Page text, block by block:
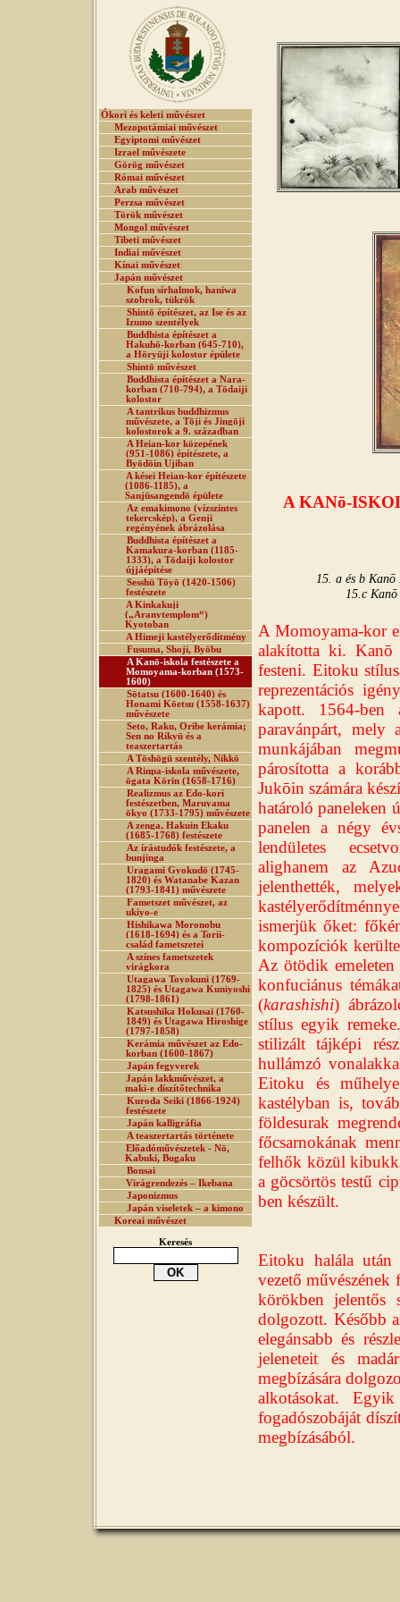
Ókori és keleti művészet
Mezopotámiai művészet
Egyiptomi művészet
Izrael művészete
Görög művészet
Római művészet
Arab művészet
Perzsa művészet
Török művészet
Mongol művészet
Tibeti művészet
Indiai művészet
Kínai művészet
Japán művészet
Kofun sírhalmok, haniwa
szobrok, tükrök
Shintō építészet, az Ise és az
Izumo szentélyek
Buddhista építészet a
Hakuhō-korban (645-710),
a Hōryūji kolostor épülete
Shintō művészet
Buddhista építészet a Nara-
korban (710-794), a Tōdaiji
kolostor
A tantrikus buddhizmus
művészete, a Tōji és Jingōji
kolostorok a 9. században
A Heian-kor közepének
(951-1086) építészete, a
Byōdōin Ujiban
A kései Heian-kor építészete
(1086-1185), a
Sanjūsangendō épülete
Az emakimono (vízszintes
tekercskép), a Genji
regényének ábrázolása
Buddhista építészet a
Kamakura-korban (1185-
1333), a Tōdaiji kolostor
újjáépítése
Sesshū Tōyō (1420-1506)
festészete
A Kinkakuji
(„Aranytemplom“)
Kyotoban
A Himeji kastélyerődítmény
Fusuma, Shoji, Byōbu
A Kanō-iskola festészete a
Momoyama-korban (1573-
1600)
Sōtatsu (1600-1640) és
Honami Kōetsu (1558-1637)
művészete
Seto, Raku, Oribe kerámia;
Sen no Rikyū és a
teaszertartás
A Tōshōgū szentély, Nikkō
A Rinpa-iskola művészete,
ōgata Kōrin (1658-1716)
Realizmus az Edo-kori
festészetben, Maruyama
ōkyo (1733-1795) művészete
A zenga, Hakuin Ekaku
(1685-1768) festészete
Az írástudók festészete, a
bunjinga
Uragami Gyokudō (1745-
1820) és Watanabe Kazan
(1793-1841) művészete
Fametszet művészet, az
ukiyo-e
Hishikawa Moronobu
(1618-1694) és a Torii-
család fametszetei
A színes fametszetek
virágkora
Utagawa Toyokuni (1769-
1825) és Utagawa Kuniyoshi
(1798-1861)
Katsushika Hokusai (1760-
1849) és Utagawa Hiroshige
(1797-1858)
Kerámia művészet az Edo-
korban (1600-1867)
Japán fegyverek
Japán lakkművészet, a
maki-e díszítőtechnika
Kuroda Seiki (1866-1924)
festészete
Japán kalligráfia
A teaszertartás története
Előadóművészetek - Nō,
Kabuki, Bugaku
Bonsai
Virágrendezés – Ikebana
Japonizmus
Japán viseletek – a kimono
Koreai művészet
Keresés
A KANō-
15. a és b
15.c
A Momoyama-kor
alakította ki. Kanō
festeni. Eitoku
reprezentációs
kapott. 1564-ben
paravánpárt, mely
munkájában
párosította a
Jukōin számára
határoló paneleken
panelen a négy
lendületes
alighanem az
jelenthették,
ismerjük őket:
kompozíciók
Az ötödik
konfuciánus
(karashishi)
stílus egyik
stilizált tájképi
hullámzó
Eitoku és
kastélyban is,
földesurak
főcsarnokának
felhők közül
a göcsörtös testű
ben készült.
Eitoku halála
vezető művészének
körökben jelentős
dolgozott. Később
elegánsabb és
jeleneteit és
megbízására
alkotásokat.
fogadószobáját
megbízásából.